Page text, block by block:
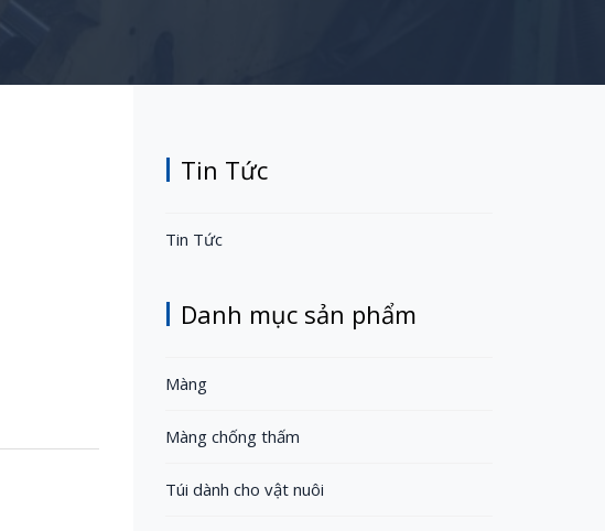
Tin Tức
Tin Tức
Danh mục sản phẩm
Màng
Màng chống thấm
Túi dành cho vật nuôi